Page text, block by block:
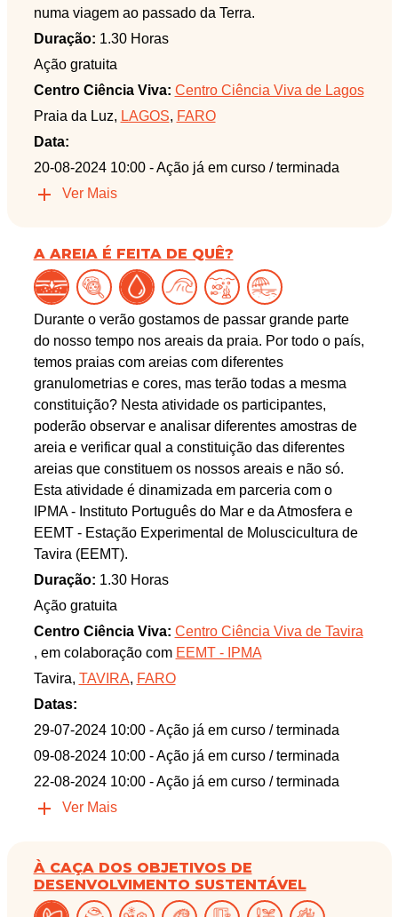
numa viagem ao passado da Terra.
Duração: 1.30 Horas
Ação gratuita
Centro Ciência Viva: Centro Ciência Viva de Lagos
Praia da Luz, LAGOS, FARO
Data:
20-08-2024 10:00 - Ação já em curso / terminada
Ver Mais
A AREIA É FEITA DE QUÊ?
Durante o verão gostamos de passar grande parte
do nosso tempo nos areais da praia. Por todo o país,
temos praias com areias com diferentes
granulometrias e cores, mas terão todas a mesma
constituição? Nesta atividade os participantes,
poderão observar e analisar diferentes amostras de
areia e verificar qual a constituição das diferentes
areias que constituem os nossos areais e não só.
Esta atividade é dinamizada em parceria com o
IPMA - Instituto Português do Mar e da Atmosfera e
EEMT - Estação Experimental de Moluscicultura de
Tavira (EEMT).
Duração: 1.30 Horas
Ação gratuita
Centro Ciência Viva: Centro Ciência Viva de Tavira
, em colaboração com EEMT - IPMA
Tavira, TAVIRA, FARO
Datas:
29-07-2024 10:00 - Ação já em curso / terminada
09-08-2024 10:00 - Ação já em curso / terminada
22-08-2024 10:00 - Ação já em curso / terminada
Ver Mais
À CAÇA DOS OBJETIVOS DE
DESENVOLVIMENTO SUSTENTÁVEL